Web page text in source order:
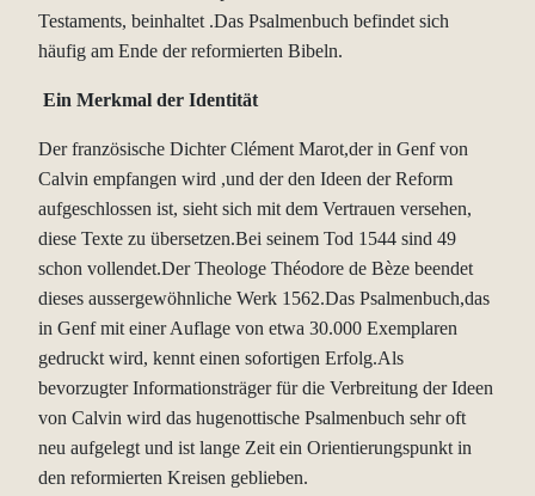
Testaments, beinhaltet .Das Psalmenbuch befindet sich
häufig am Ende der reformierten Bibeln.
Ein Merkmal der Identität
Der französische Dichter Clément Marot,der in Genf von
Calvin empfangen wird ,und der den Ideen der Reform
aufgeschlossen ist, sieht sich mit dem Vertrauen versehen,
diese Texte zu übersetzen.Bei seinem Tod 1544 sind 49
schon vollendet.Der Theologe Théodore de Bèze beendet
dieses aussergewöhnliche Werk 1562.Das Psalmenbuch,das
in Genf mit einer Auflage von etwa 30.000 Exemplaren
gedruckt wird, kennt einen sofortigen Erfolg.Als
bevorzugter Informationsträger für die Verbreitung der Ideen
von Calvin wird das hugenottische Psalmenbuch sehr oft
neu aufgelegt und ist lange Zeit ein Orientierungspunkt in
den reformierten Kreisen geblieben.